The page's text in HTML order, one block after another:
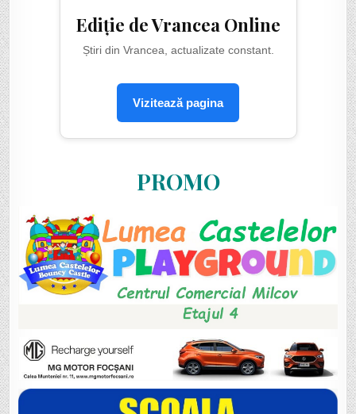
Ediție de Vrancea Online
Știri din Vrancea, actualizate constant.
Vizitează pagina
PROMO